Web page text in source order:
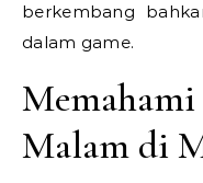
berkembang
dalam game.
Malam di